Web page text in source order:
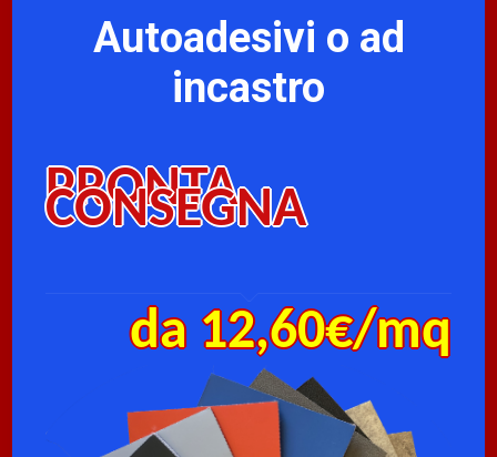
Autoadesivi o ad
incastro
PRONTA
CONSEGNA
da 12,60€/mq